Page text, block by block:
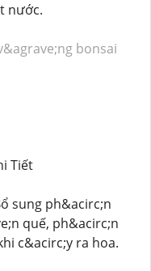
nước.
bonsai
Tiết
sung ph&acirc;n
quế, ph&acirc;n
c&acirc;y ra hoa.